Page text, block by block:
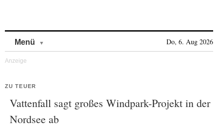
Menü Do, 6. Aug 2026
ZU TEUER
Vattenfall sagt großes Windpark-Projekt in der
Nordsee ab